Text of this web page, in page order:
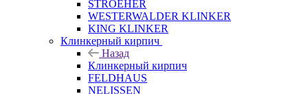
STROEHER
WESTERWALDER KLINKER
KING KLINKER
Клинкерный кирпич
Назад
Клинкерный кирпич
FELDHAUS
NELISSEN